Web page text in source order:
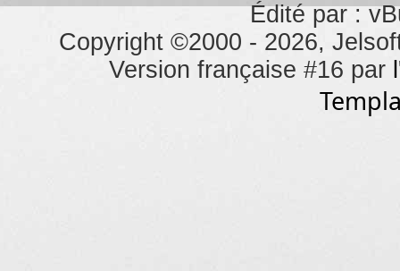
Édité par :
Copyright ©2000 - 2026,
Version française #16 par